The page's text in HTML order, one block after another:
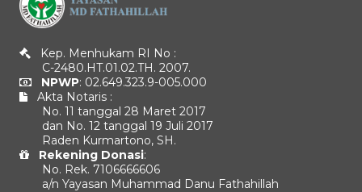
Kep. Menhukam RI No :
C-2480.HT.01.02.TH. 2007.
NPWP: 02.649.323.9-005.000
Akta Notaris :
No. 11 tanggal 28 Maret 2017
dan No. 12 tanggal 19 Juli 2017
Raden Kurmartono, SH.
Rekening Donasi:
No. Rek. 7106666606
a/n Yayasan Muhammad Danu Fathahillah